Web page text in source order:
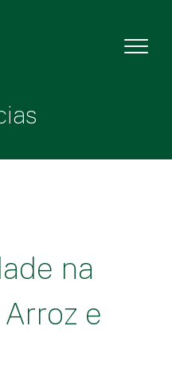
na
e